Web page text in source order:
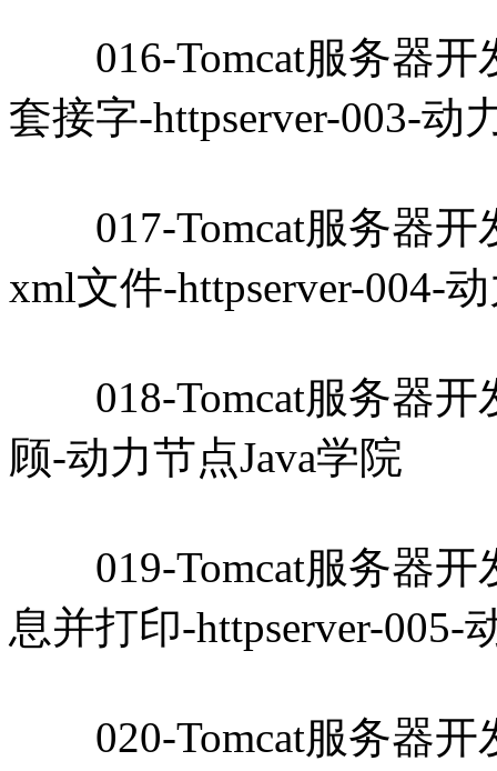
016-Tomcat服务器开
套接字-httpserver-003-动
017-Tomcat服务器开
xml文件-httpserver-004-
018-Tomcat服务器开
顾-动力节点Java学院
019-Tomcat服务器开
息并打印-httpserver-005-
020-Tomcat服务器开